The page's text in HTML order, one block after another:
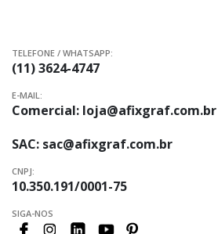
TELEFONE / WHATSAPP:
(11) 3624-4747
E-MAIL:
Comercial: loja@afixgraf.com.br
SAC: sac@afixgraf.com.br
CNPJ:
10.350.191/0001-75
SIGA-NOS